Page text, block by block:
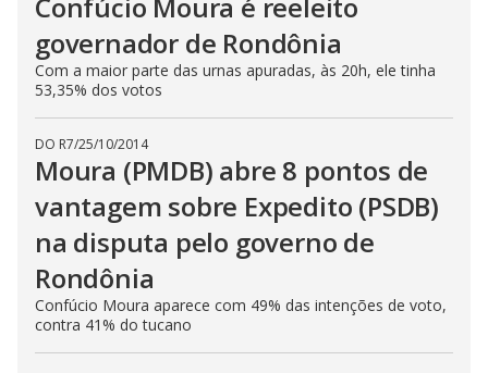
governador de Rondônia
Com a maior parte das urnas apuradas, às 20h, ele tinha
53,35% dos votos
DO R7/25/10/2014
Moura (PMDB) abre 8 pontos de
vantagem sobre Expedito (PSDB)
na disputa pelo governo de
Rondônia
Confúcio Moura aparece com 49% das intenções de voto,
contra 41% do tucano